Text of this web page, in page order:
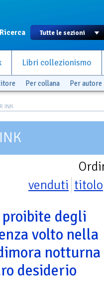
Ricerca
Libri collezionismo
Per collana Per autore
INK
venduti titolo
proibite degli
volto nella
notturna
desiderio